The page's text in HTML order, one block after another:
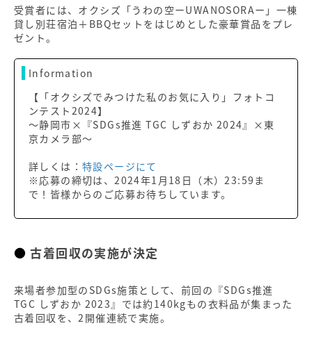
受賞者には、オクシズ「うわの空ーUWANOSORAー」一棟
貸し別荘宿泊＋BBQセットをはじめとした豪華賞品をプレ
ゼント。
Information
【「オクシズでみつけた私のお気に入り」フォトコ
ンテスト2024】
～静岡市×『SDGs推進 TGC しずおか 2024』×東
京カメラ部～
詳しくは： 特設ページにて
※応募の締切は、2024年1月18日（木）23:59ま
で！皆様からのご応募お待ちしています。
古着回収の実施が決定
来場者参加型のSDGs施策として、前回の『SDGs推進
TGC しずおか 2023』では約140kgもの衣料品が集まった
古着回収を、2開催連続で実施。